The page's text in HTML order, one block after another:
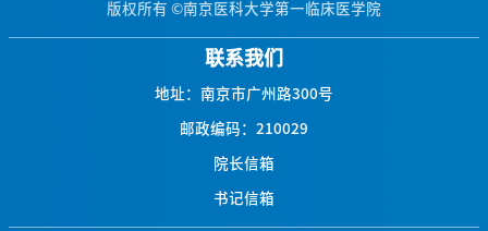
版权所有 ©南京医科大学第一临床医学院
联系我们
地址：南京市广州路300号
邮政编码：210029
院长信箱
书记信箱